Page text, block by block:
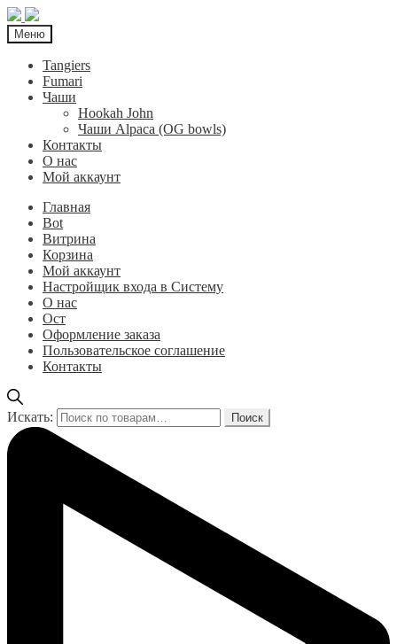
Меню
Tangiers
Fumari
Чаши
Hookah John
Чаши Alpaca (OG bowls)
Контакты
О нас
Мой аккаунт
Главная
Bot
Витрина
Корзина
Мой аккаунт
Настройщик входа в Систему
О нас
Ост
Оформление заказа
Пользовательское соглашение
Контакты
Искать: Поиск